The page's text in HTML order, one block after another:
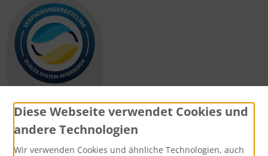
Zahlungsmethoden
Diese Webseite verwendet Cookies und
andere Technologien
Wir verwenden Cookies und ähnliche Technologien, auch